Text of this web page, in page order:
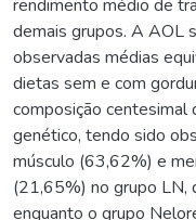
rendimento médio de
demais grupos. A AOL
observadas médias
dietas sem e com
composição centesimal
genético, tendo sido
músculo (63,62%) e
(21,65%) no grupo LN,
enquanto o grupo